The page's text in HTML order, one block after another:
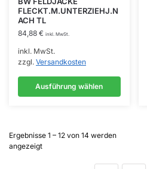
FLECKT.M.UNTERZIEHJ.N
ACH TL
84,88 € inkl. MwSt.
inkl. MwSt.
zzgl. Versandkosten
Ausführung wählen
weist
mehrere
Varianten
auf.
Die
Optionen
können
Produktseite
Ergebnisse 1 – 12 von 14 werden
angezeigtNach